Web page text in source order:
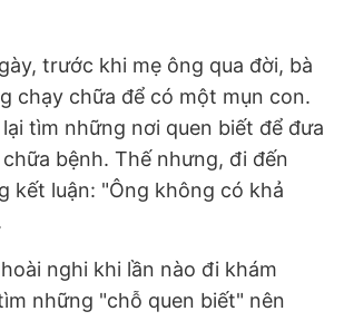
trước khi mẹ ông qua đời, bà
chạy chữa để có một mụn con.
tìm những nơi quen biết để đưa
bệnh. Thế nhưng, đi đến
kết luận: "Ông không có khả
nghi khi lần nào đi khám
những "chỗ quen biết" nên